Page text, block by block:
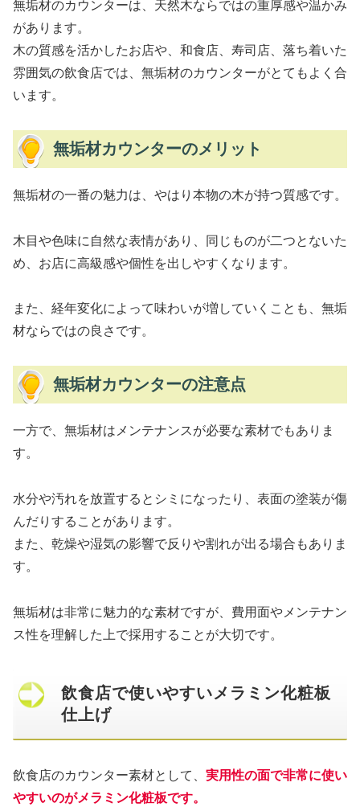
無垢材のカウンターは、天然木ならではの重厚感や温かみ
があります。
木の質感を活かしたお店や、和食店、寿司店、落ち着いた
雰囲気の飲食店では、無垢材のカウンターがとてもよく合
います。
無垢材カウンターのメリット
無垢材の一番の魅力は、やはり本物の木が持つ質感です。
木目や色味に自然な表情があり、同じものが二つとないた
め、お店に高級感や個性を出しやすくなります。
また、経年変化によって味わいが増していくことも、無垢
材ならではの良さです。
無垢材カウンターの注意点
一方で、無垢材はメンテナンスが必要な素材でもありま
す。
水分や汚れを放置するとシミになったり、表面の塗装が傷
んだりすることがあります。
また、乾燥や湿気の影響で反りや割れが出る場合もありま
す。
無垢材は非常に魅力的な素材ですが、費用面やメンテナン
ス性を理解した上で採用することが大切です。
飲食店で使いやすいメラミン化粧板
仕上げ
飲食店のカウンター素材として、 実用性の面で非常に使い
やすいのがメラミン化粧板です。